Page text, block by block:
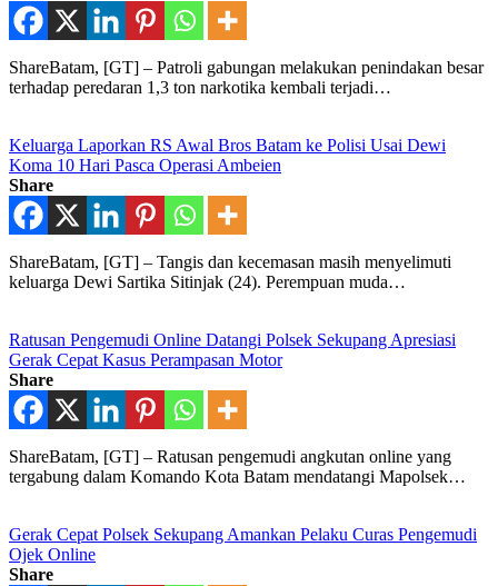
ShareBatam, [GT] – Patroli gabungan melakukan penindakan besar
terhadap peredaran 1,3 ton narkotika kembali terjadi…
Keluarga Laporkan RS Awal Bros Batam ke Polisi Usai Dewi
Koma 10 Hari Pasca Operasi Ambeien
Share
ShareBatam, [GT] – Tangis dan kecemasan masih menyelimuti
keluarga Dewi Sartika Sitinjak (24). Perempuan muda…
Ratusan Pengemudi Online Datangi Polsek Sekupang Apresiasi
Gerak Cepat Kasus Perampasan Motor
Share
ShareBatam, [GT] – Ratusan pengemudi angkutan online yang
tergabung dalam Komando Kota Batam mendatangi Mapolsek…
Gerak Cepat Polsek Sekupang Amankan Pelaku Curas Pengemudi
Ojek Online
Share